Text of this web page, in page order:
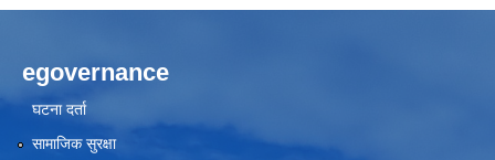
egovernance
घटना दर्ता
सामाजिक सुरक्षा